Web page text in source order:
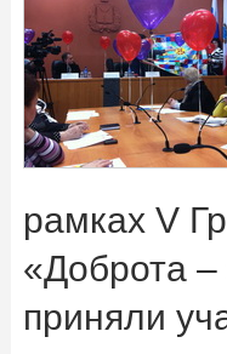
рамках V
«Доброта
приняли